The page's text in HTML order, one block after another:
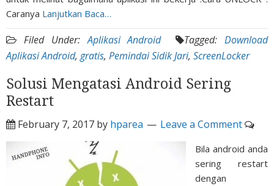
Caranya Lanjutkan Baca…
Filed Under:Aplikasi Android Tagged:Download
Aplikasi Android, gratis, Pemindai Sidik Jari, ScreenLocker
Solusi Mengatasi Android Sering
Restart
February 7, 2017 by hparea Leave a Comment
Bila android anda
sering restart
dengan